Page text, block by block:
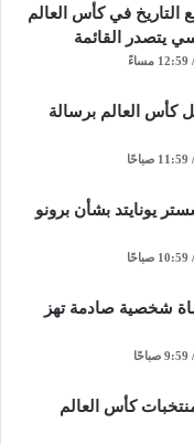
التاريخ في كأس العالم
كأس العالم برسالة
يونايتد بشأن برونو
شخصية صادمة تهز
كأس العالم